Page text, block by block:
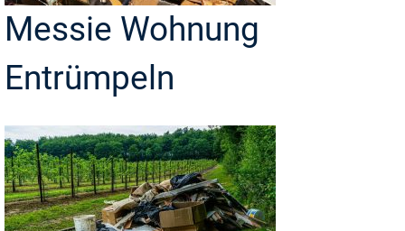
Messie Wohnung
Entrümpeln